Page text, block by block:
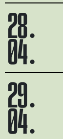
28.
04.
29.
04.